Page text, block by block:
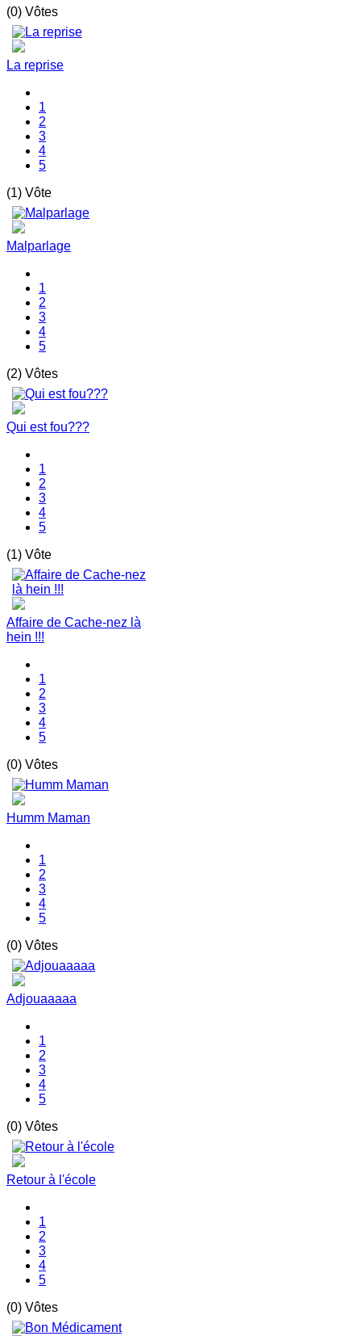
(0) Vôtes
La reprise
1
2
3
4
5
(1) Vôte
Malparlage
1
2
3
4
5
(2) Vôtes
Qui est fou???
1
2
3
4
5
(1) Vôte
Affaire de Cache-nez là
hein !!!
1
2
3
4
5
(0) Vôtes
Humm Maman
1
2
3
4
5
(0) Vôtes
Adjouaaaaa
1
2
3
4
5
(0) Vôtes
Retour à l'école
1
2
3
4
5
(0) Vôtes